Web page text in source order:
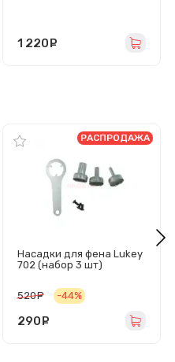
1 220
Насадки для фена Lukey
702 (набор 3 шт)
РАСПРОДАЖА
520 руб.
-44%
290